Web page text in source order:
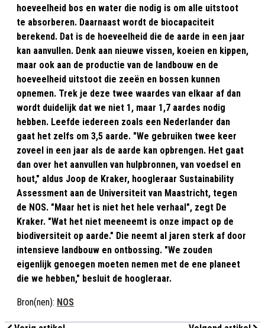
hoeveelheid bos en water die nodig is om alle uitstoot
te absorberen. Daarnaast wordt de biocapaciteit
berekend. Dat is de hoeveelheid die de aarde in een jaar
kan aanvullen. Denk aan nieuwe vissen, koeien en kippen,
maar ook aan de productie van de landbouw en de
hoeveelheid uitstoot die zeeën en bossen kunnen
opnemen. Trek je deze twee waardes van elkaar af dan
wordt duidelijk dat we niet 1, maar 1,7 aardes nodig
hebben. Leefde iedereen zoals een Nederlander dan
gaat het zelfs om 3,5 aarde. "We gebruiken twee keer
zoveel in een jaar als de aarde kan opbrengen. Het gaat
dan over het aanvullen van hulpbronnen, van voedsel en
hout," aldus Joop de Kraker, hoogleraar Sustainability
Assessment aan de Universiteit van Maastricht, tegen
de NOS. "Maar het is niet het hele verhaal", zegt De
Kraker. "Wat het niet meeneemt is onze impact op de
biodiversiteit op aarde." Die neemt al jaren sterk af door
intensieve landbouw en ontbossing. "We zouden
eigenlijk genoegen moeten nemen met de ene planeet
die we hebben," besluit de hoogleraar.
Bron(nen): NOS